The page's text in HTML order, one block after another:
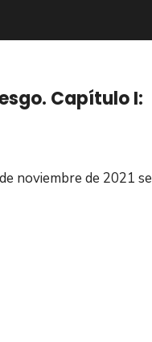
Capítulo I:
noviembre de 2021 se